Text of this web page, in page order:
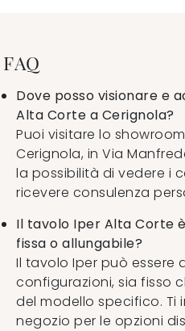
FAQ
Dove posso visionare e
Alta Corte a Cerignola?
Puoi visitare lo
Cerignola, in Via
la possibilità di vedere i
ricevere consulenza
Il tavolo Iper Alta Corte
fissa o allungabile?
Il tavolo Iper può essere
configurazioni, sia fisso
del modello specifico. Ti
negozio per le opzioni